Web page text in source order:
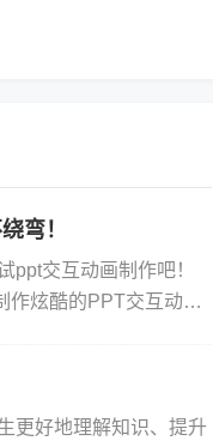
弯！
ppt交互动画制作吧！
作炫酷的PPT交互动
更好地理解知识、提升